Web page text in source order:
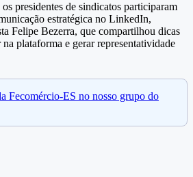
presidentes de sindicatos participaram
estratégica no LinkedIn,
Felipe Bezerra, que compartilhou dicas
plataforma e gerar representatividade
Fecomércio-ES no nosso grupo do